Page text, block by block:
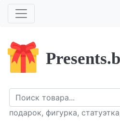
подарок, фигурка,